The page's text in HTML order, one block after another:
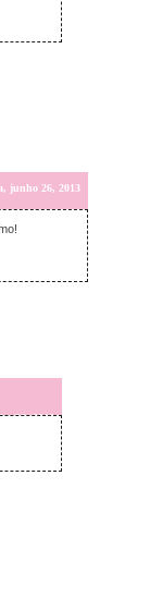
junho 26, 2013
26, 2013